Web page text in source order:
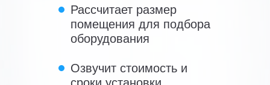
Озвучит стоимость и
Рассчитает размер
помещения для подбора
оборудования